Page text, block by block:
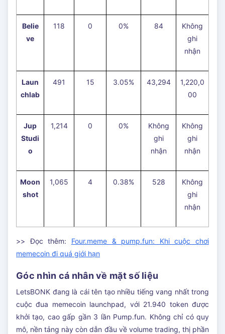
Belie
ve
118 0 0% 84
Không
ghi
nhận
Laun
chlab
491 15 3.05% 43,294
1,220,0
00
Jup
Studi
o
1,214 0 0%
Không
ghi
nhận
Không
ghi
nhận
Moon
shot
1,065 4 0.38% 528
Không
ghi
nhận
>> Đọc thêm: Four.meme & pump.fun: Khi cuộc chơi
memecoin đi quá giới hạn
Góc nhìn cá nhân về mặt số liệu
LetsBONK đang là cái tên tạo nhiều tiếng vang nhất trong
cuộc đua memecoin launchpad, với 21.940 token được
khởi tạo, cao gấp gần 3 lần Pump.fun. Không chỉ có quy
mô, nền tảng này còn dẫn đầu về volume trading, thị phần